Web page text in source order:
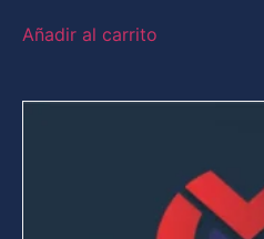
Añadir al carrito